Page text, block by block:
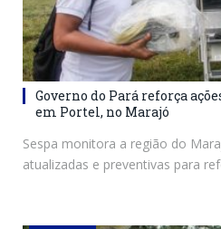
Governo do Pará reforça
em Portel, no Marajó
Sespa monitora a região do
atualizadas e preventivas para